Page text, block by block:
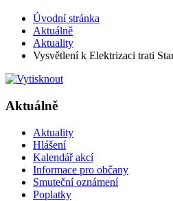
Úvodní stránka
Aktuálně
Aktuality
Vysvětlení k Elektrizaci trati
Aktuálně
Aktuality
Hlášení
Kalendář akcí
Informace pro občany
Smuteční oznámení
Poplatky